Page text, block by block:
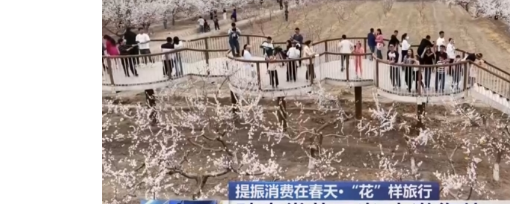
教育 乡村振兴 生态环境 一带一路 央博 非遗 文化 旅游 科普 健康 乐龄
大国展会 大国保险 云顶对话 云起 超级工厂 智敬中国 全民健康 颜选攻略 海
CCTV.节目官网 直播 节目单 栏目 片库 热播榜 总台企业白名单